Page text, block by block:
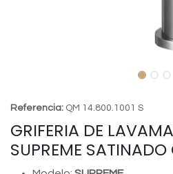
Referencia: QM 14.800.1001 S
GRIFERIA DE
SUPREME